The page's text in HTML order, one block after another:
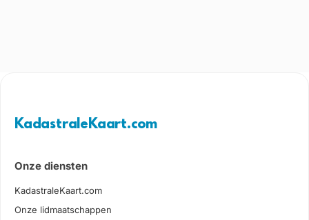
KadastraleKaart.com
Onze diensten
KadastraleKaart.com
Onze lidmaatschappen